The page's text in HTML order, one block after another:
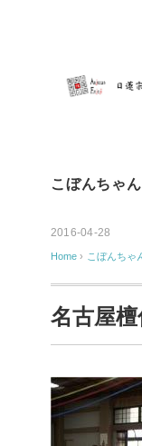
こぼんちゃ
2016-04-28
Home › こぼんちゃ
名古屋